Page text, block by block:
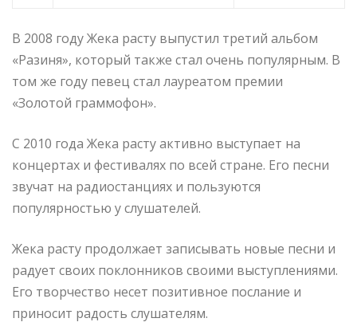
В 2008 году Жека расту выпустил третий альбом
«Разиня», который также стал очень популярным. В
том же году певец стал лауреатом премии
«Золотой граммофон».
C 2010 года Жека расту активно выступает на
концертах и фестивалях по всей стране. Его песни
звучат на радиостанциях и пользуются
популярностью у слушателей.
Жека расту продолжает записывать новые песни и
радует своих поклонников своими выступлениями.
Его творчество несет позитивное послание и
приносит радость слушателям.